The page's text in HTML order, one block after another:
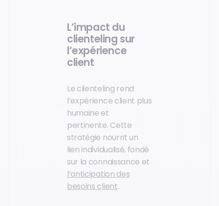
L’impact du
clienteling sur
l’expérience
client
Le clienteling rend
l’expérience client plus
humaine et
pertinente. Cette
stratégie nourrit un
lien individualisé, fondé
sur la connaissance et
l’anticipation des
besoins client.